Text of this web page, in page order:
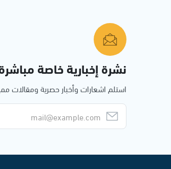
نشرة إخبارية خاصة
استلم اشعارات وأخبار حصرية ومقالات